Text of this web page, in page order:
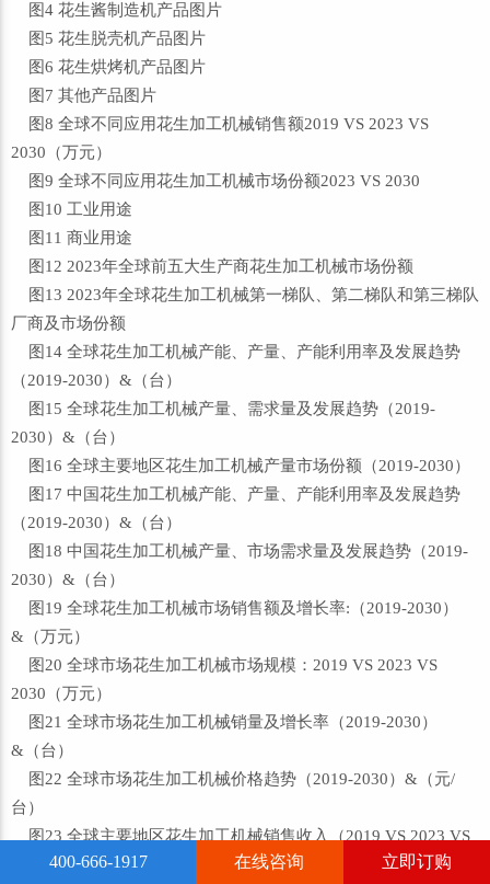
图4 花生酱制造机产品图片
图5 花生脱壳机产品图片
图6 花生烘烤机产品图片
图7 其他产品图片
图8 全球不同应用花生加工机械销售额2019 VS 2023 VS
2030（万元）
图9 全球不同应用花生加工机械市场份额2023 VS 2030
图10 工业用途
图11 商业用途
图12 2023年全球前五大生产商花生加工机械市场份额
图13 2023年全球花生加工机械第一梯队、第二梯队和第三梯队
厂商及市场份额
图14 全球花生加工机械产能、产量、产能利用率及发展趋势
（2019-2030）&（台）
图15 全球花生加工机械产量、需求量及发展趋势（2019-
2030）&（台）
图16 全球主要地区花生加工机械产量市场份额（2019-2030）
图17 中国花生加工机械产能、产量、产能利用率及发展趋势
（2019-2030）&（台）
图18 中国花生加工机械产量、市场需求量及发展趋势（2019-
2030）&（台）
图19 全球花生加工机械市场销售额及增长率:（2019-2030）
&（万元）
图20 全球市场花生加工机械市场规模：2019 VS 2023 VS
2030（万元）
图21 全球市场花生加工机械销量及增长率（2019-2030）
&（台）
图22 全球市场花生加工机械价格趋势（2019-2030）&（元/
台）
图23 全球主要地区花生加工机械销售收入（2019 VS 2023 VS
2030）&（万元）
400-666-1917 在线咨询 立即订购